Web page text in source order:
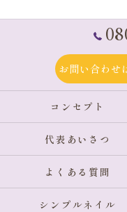
お問い合わせ
コンセプト
代表あいさつ
よくある質問
シンプルネイル